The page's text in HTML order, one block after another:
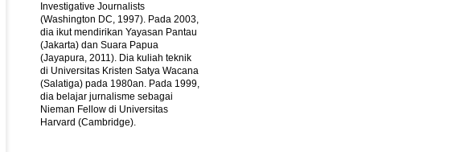
Investigative Journalists
(Washington DC, 1997). Pada 2003,
dia ikut mendirikan Yayasan Pantau
(Jakarta) dan Suara Papua
(Jayapura, 2011). Dia kuliah teknik
di Universitas Kristen Satya Wacana
(Salatiga) pada 1980an. Pada 1999,
dia belajar jurnalisme sebagai
Nieman Fellow di Universitas
Harvard (Cambridge).